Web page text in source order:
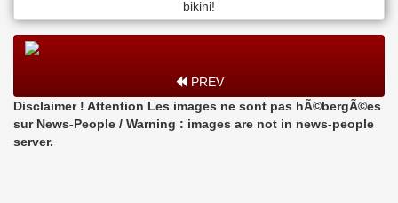
PREV
Disclaimer ! Attention Les images ne sont pas hÃ©bergÃ©es
sur News-People / Warning : images are not in news-people
server.